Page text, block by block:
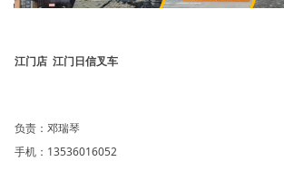
江门店 江门日信叉车
负责：邓瑞琴
手机：13536016052